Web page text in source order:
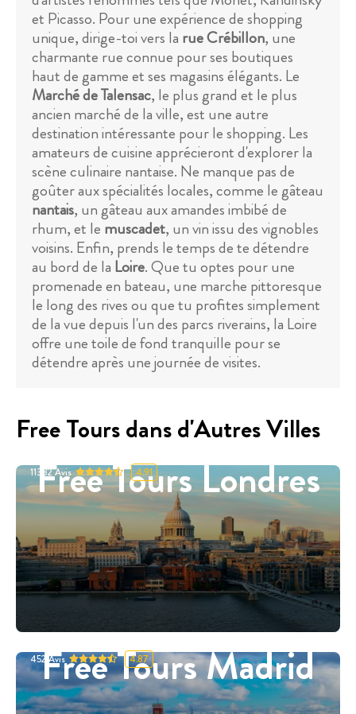
et Picasso. Pour une expérience de shopping
unique, dirige-toi vers la rue Crébillon, une
charmante rue connue pour ses boutiques
haut de gamme et ses magasins élégants. Le
Marché de Talensac, le plus grand et le plus
ancien marché de la ville, est une autre
destination intéressante pour le shopping. Les
amateurs de cuisine apprécieront d'explorer la
scène culinaire nantaise. Ne manque pas de
goûter aux spécialités locales, comme le gâteau
nantais, un gâteau aux amandes imbibé de
rhum, et le muscadet, un vin issu des vignobles
voisins. Enfin, prends le temps de te détendre
au bord de la Loire. Que tu optes pour une
promenade en bateau, une marche pittoresque
le long des rives ou que tu profites simplement
de la vue depuis l'un des parcs riverains, la Loire
offre une toile de fond tranquille pour se
détendre après une journée de visites.
Free Tours dans d'Autres Villes
Free Tours Londres
11332Avis 4.91
Free Tours Madrid
452 Avis 4.87